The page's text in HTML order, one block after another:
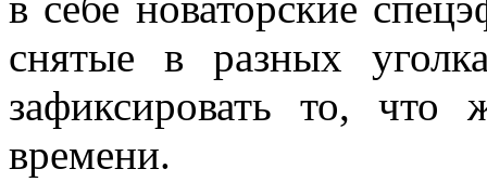
снятые в разных
зафиксировать то, что
времени.